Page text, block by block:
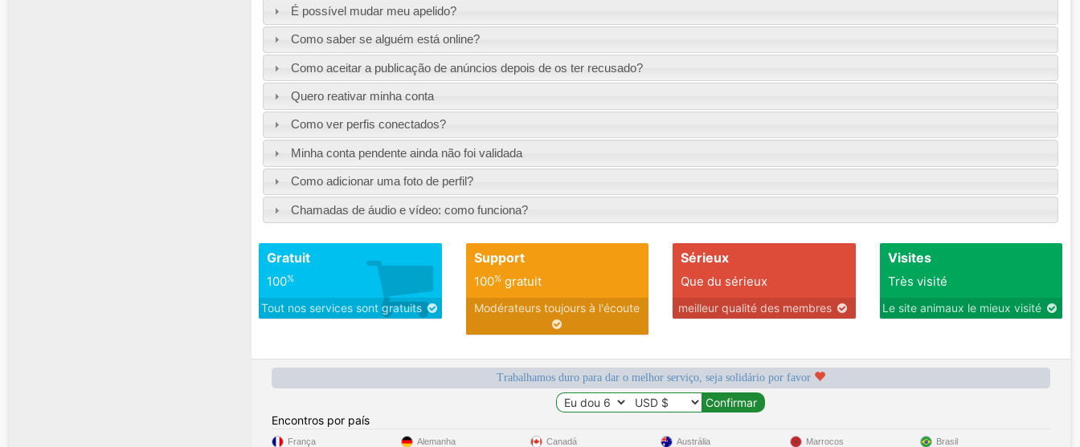
É possível mudar meu apelido?
Como saber se alguém está online?
Como aceitar a publicação de anúncios depois de os ter recusado?
Quero reativar minha conta
Como ver perfis conectados?
Minha conta pendente ainda não foi validada
Como adicionar uma foto de perfil?
Chamadas de áudio e vídeo: como funciona?
Gratuit
100%
Tout nos services sont gratuits
Support
100%gratuit
Modérateurs toujours à l'écoute
Sérieux
Que du sérieux
meilleur qualité des membres
Visites
Très visité
Le site animaux le mieux visité
Trabalhamos duro para dar o melhor serviço, seja solidário por favor
Encontros por país
França Alemanha Canadá Austrália Marrocos Brasil